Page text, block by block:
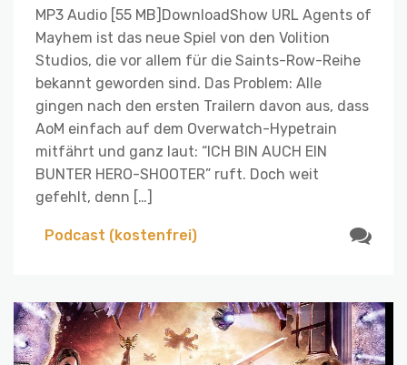
MP3 Audio [55 MB]DownloadShow URL Agents of
Mayhem ist das neue Spiel von den Volition
Studios, die vor allem für die Saints-Row-Reihe
bekannt geworden sind. Das Problem: Alle
gingen nach den ersten Trailern davon aus, dass
AoM einfach auf dem Overwatch-Hypetrain
mitfährt und ganz laut: “ICH BIN AUCH EIN
BUNTER HERO-SHOOTER” ruft. Doch weit
gefehlt, denn […]
Podcast (kostenfrei)